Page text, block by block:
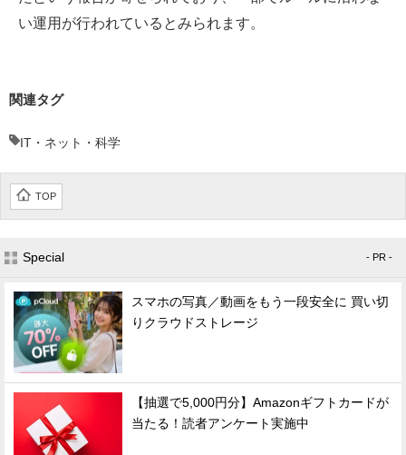
い運用が行われているとみられます。
関連タグ
IT・ネット・科学
TOP
Special - PR -
スマホの写真／動画をもう一段安全に 買い切
りクラウドストレージ
【抽選で5,000円分】Amazonギフトカードが
当たる！読者アンケート実施中